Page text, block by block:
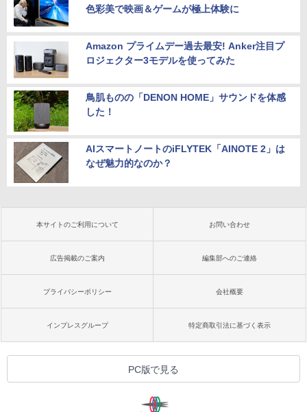
色彩美で映画＆ゲームが極上体験に
Amazon プライムデー過去最安! Anker注目プ
ロジェクター3モデルを使ってみた
鳥肌ものの「DENON HOME」サウンドを体感
した！
AIスマートノートのiFLYTEK「AINOTE 2」は
なぜ魅力的なのか？
本サイトのご利用について お問い合わせ
広告掲載のご案内 編集部へのご連絡
プライバシーポリシー 会社概要
インプレスグループ 特定商取引法に基づく表示
PC版で見る